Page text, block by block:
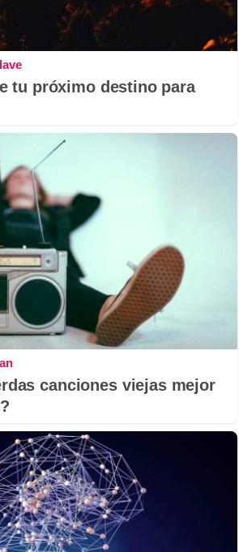
tu próximo destino para
canciones viejas mejor